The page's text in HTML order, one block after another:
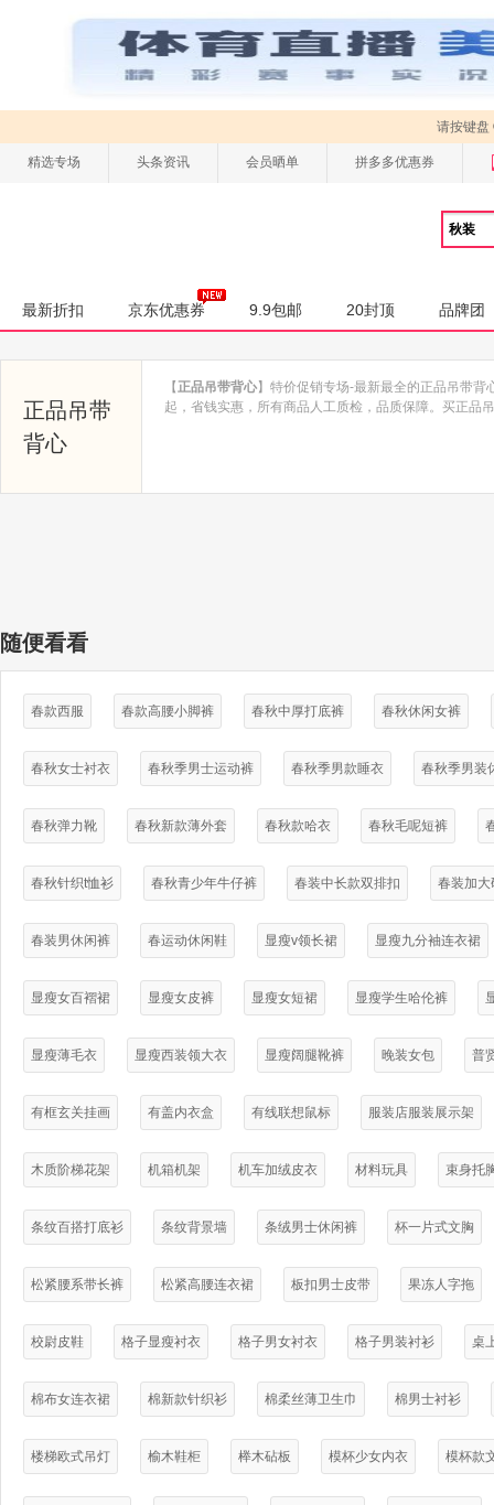
请按键盘
精选专场 头条资讯 会员晒单 拼多多优惠券
最新折扣 京东优惠券 9.9包邮 20封顶 品牌团
正品吊带
背心
【正品吊带背心】特价促销专场-最新最全的正品吊带
起，省钱实惠，所有商品人工质检，品质保障。买正品
随便看看
春款西服 春款高腰小脚裤 春秋中厚打底裤 春秋休闲女裤
春秋女士衬衣 春秋季男士运动裤 春秋季男款睡衣 春秋季男装
春秋弹力靴 春秋新款薄外套 春秋款哈衣 春秋毛呢短裤
春秋针织t恤衫 春秋青少年牛仔裤 春装中长款双排扣 春装加大
春装男休闲裤 春运动休闲鞋 显瘦v领长裙 显瘦九分袖连衣裙
显瘦女百褶裙 显瘦女皮裤 显瘦女短裙 显瘦学生哈伦裤
显瘦薄毛衣 显瘦西装领大衣 显瘦阔腿靴裤 晚装女包 普
有框玄关挂画 有盖内衣盒 有线联想鼠标 服装店服装展示架
木质阶梯花架 机箱机架 机车加绒皮衣 材料玩具 束身托
条纹百搭打底衫 条纹背景墙 条绒男士休闲裤 杯一片式文胸
松紧腰系带长裤 松紧高腰连衣裙 板扣男士皮带 果冻人字拖
校尉皮鞋 格子显瘦衬衣 格子男女衬衣 格子男装衬衫 桌
棉布女连衣裙 棉新款针织衫 棉柔丝薄卫生巾 棉男士衬衫
楼梯欧式吊灯 榆木鞋柜 榉木砧板 模杯少女内衣 模杯款